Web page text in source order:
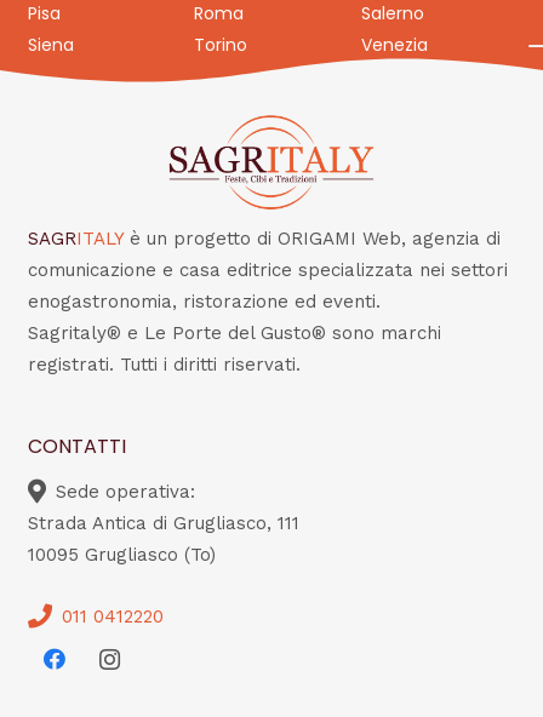
Pisa
Roma
Salerno
Siena
Torino Venezia
SAGRITALY è un progetto di ORIGAMI Web, agenzia di
comunicazione e casa editrice specializzata nei settori
enogastronomia, ristorazione ed eventi.
Sagritaly® e Le Porte del Gusto® sono marchi
registrati. Tutti i diritti riservati.
CONTATTI
Sede operativa:
Strada Antica di Grugliasco, 111
10095 Grugliasco (To)
011 0412220